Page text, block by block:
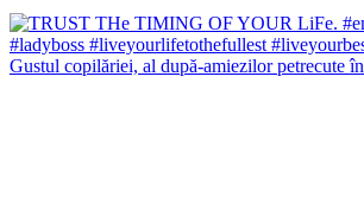
Gustul copilăriei, al după-amiezilor petrecute în